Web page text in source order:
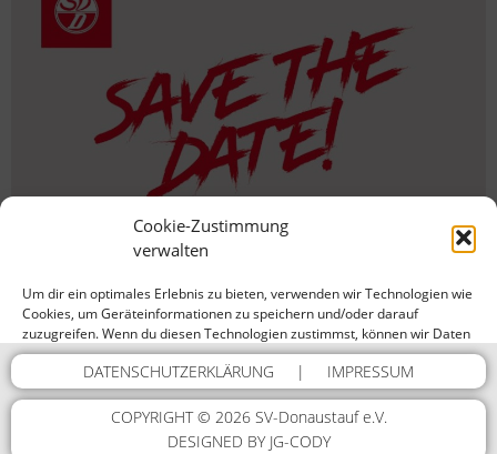
Cookie-Zustimmung
verwalten
Um dir ein optimales Erlebnis zu bieten, verwenden wir Technologien wie
Cookies, um Geräteinformationen zu speichern und/oder darauf
zuzugreifen. Wenn du diesen Technologien zustimmst, können wir Daten
wie das Surfverhalten oder eindeutige IDs auf dieser Website
verarbeiten. Wenn du deine Zustimmung nicht erteilst oder zurückziehst,
können bestimmte Merkmale und Funktionen beeinträchtigt werden.
DATENSCHUTZERKLÄRUNG | IMPRESSUM
COPYRIGHT © 2026 SV-Donaustauf e.V.
DESIGNED BY JG-CODY